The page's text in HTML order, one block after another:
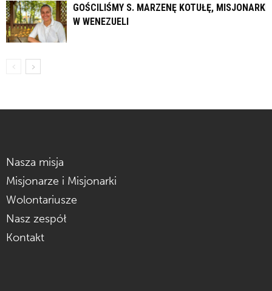
GOŚCILIŚMY S. MARZENĘ KOTUŁĘ, MISJONARKĘ
W WENEZUELI
Nasza misja
Misjonarze i Misjonarki
Wolontariusze
Nasz zespół
Kontakt